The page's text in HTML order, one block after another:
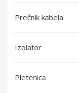
Prečnik kabela
Izolator
Pletenica